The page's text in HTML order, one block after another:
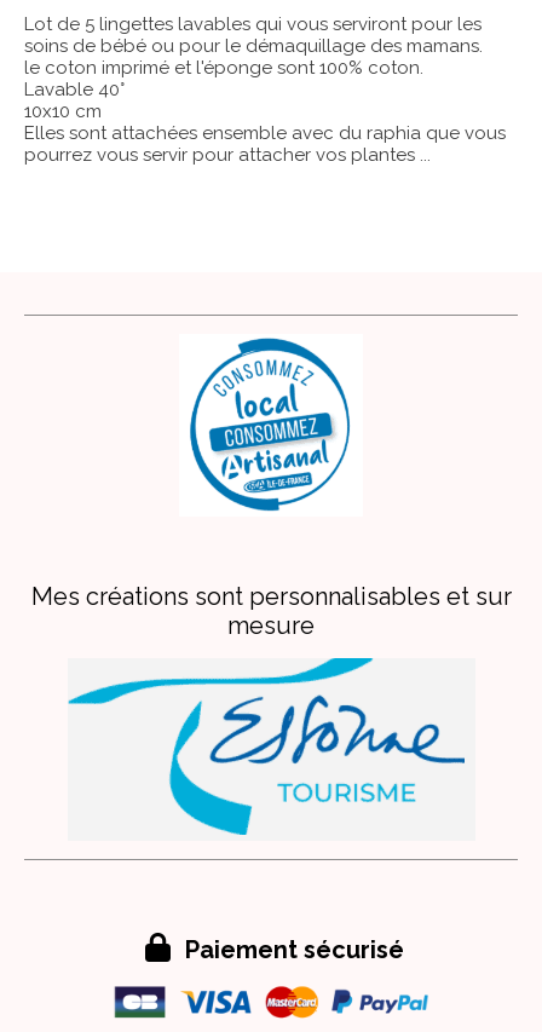
Lot de 5 lingettes lavables qui vous serviront pour les
soins de bébé ou pour le démaquillage des mamans.
le coton imprimé et l'éponge sont 100% coton.
Lavable 40°
10x10 cm
Elles sont attachées ensemble avec du raphia que vous
pourrez vous servir pour attacher vos plantes ...
Mes créations sont personnalisables et sur
mesure
 Paiement sécurisé